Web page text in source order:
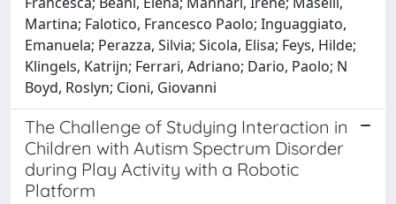
Martina; Falotico, Francesco Paolo; Inguaggiato,
Emanuela; Perazza, Silvia; Sicola, Elisa; Feys, Hilde;
Klingels, Katrijn; Ferrari, Adriano; Dario, Paolo; N
Boyd, Roslyn; Cioni, Giovanni
The Challenge of Studying Interaction in
Children with Autism Spectrum Disorder
during Play Activity with a Robotic
Platform